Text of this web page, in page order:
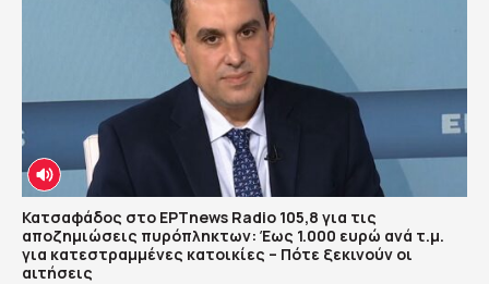
Κατσαφάδος στο ΕΡΤnews Radio 105,8 για τις
αποζημιώσεις πυρόπληκτων: Έως 1.000 ευρώ ανά τ.μ.
για κατεστραμμένες κατοικίες – Πότε ξεκινούν οι
αιτήσεις